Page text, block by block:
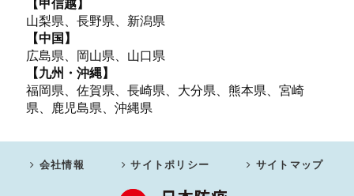
山梨県、長野県、新潟県
【中国】
広島県、岡山県、山口県
【九州・沖縄】
福岡県、佐賀県、長崎県、大分県、熊本県、宮崎
県、鹿児島県、沖縄県
会社情報 サイトポリシー サイトマップ